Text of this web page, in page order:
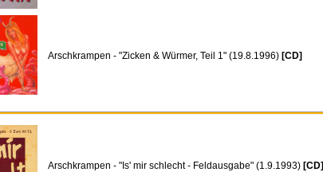
Arschkrampen - "Zicken & Würmer, Teil 1" (19.8.1996) [CD]
Arschkrampen - "Is' mir schlecht - Feldausgabe" (1.9.1993) [CD]